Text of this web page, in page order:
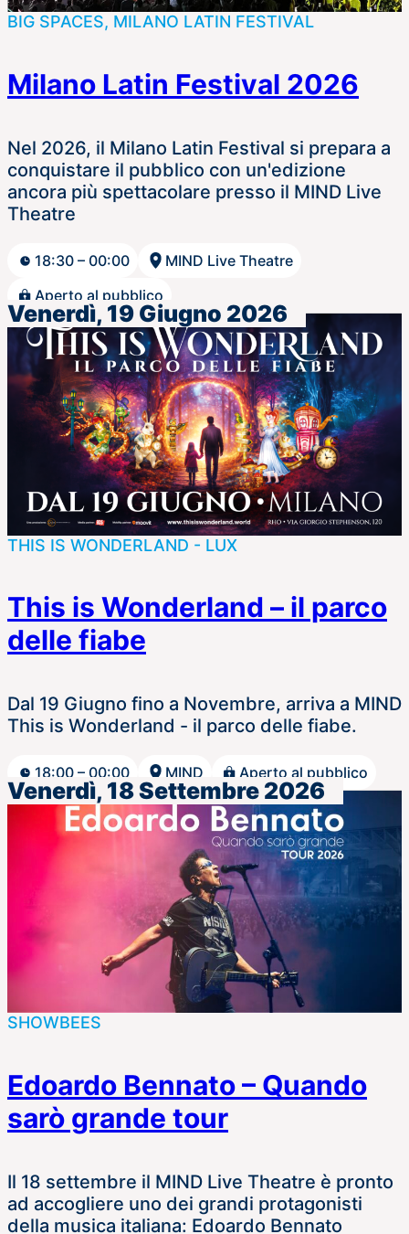
BIG SPACES, MILANO LATIN FESTIVAL
Milano Latin Festival 2026
Nel 2026, il Milano Latin Festival si prepara a
conquistare il pubblico con un'edizione
ancora più spettacolare presso il MIND Live
Theatre
18:30 – 00:00
MIND Live Theatre
Aperto al pubblico
Venerdì, 19 Giugno 2026
THIS IS WONDERLAND - LUX
This is Wonderland – il parco
delle fiabe
Dal 19 Giugno fino a Novembre, arriva a MIND
This is Wonderland - il parco delle fiabe.
18:00 – 00:00 MIND Aperto al pubblico
Venerdì, 18 Settembre 2026
SHOWBEES
Edoardo Bennato – Quando
sarò grande tour
Il 18 settembre il MIND Live Theatre è pronto
ad accogliere uno dei grandi protagonisti
della musica italiana: Edoardo Bennato